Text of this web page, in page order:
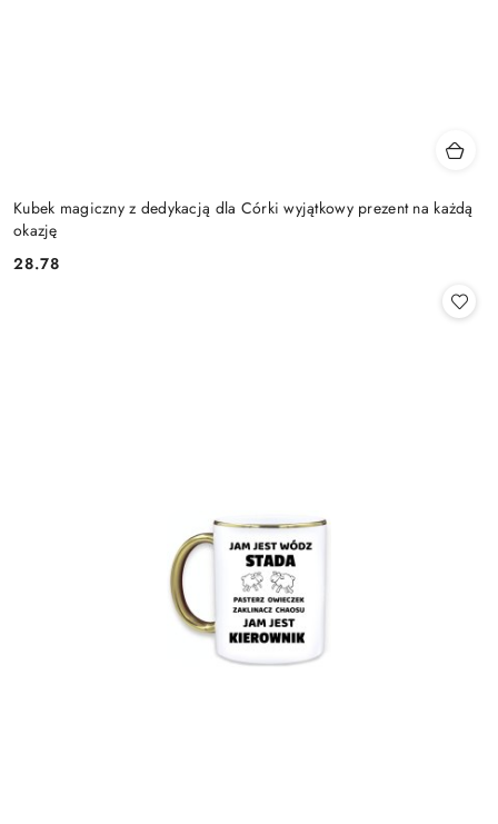
Kubek magiczny z dedykacją dla Córki wyjątkowy prezent na każdą
okazję
Cena:
28.78